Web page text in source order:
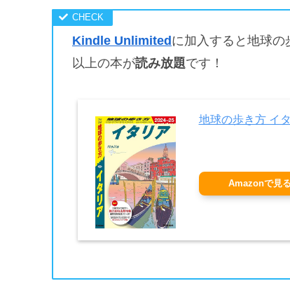
Kindle Unlimitedに加入すると地球
以上の本が読み放題です！
地球の歩き方 イ
Amazonで見る